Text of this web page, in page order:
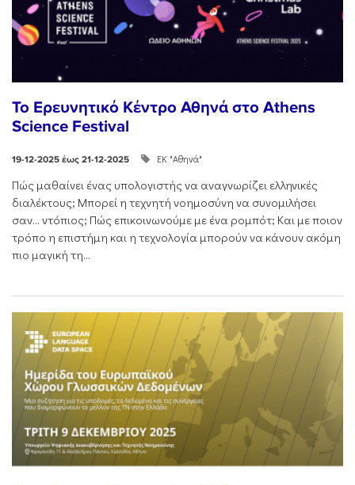
Το Ερευνητικό Κέντρο Αθηνά στο Athens
Science Festival
19-12-2025 έως 21-12-2025 ΕΚ "Αθηνά"
Πώς μαθαίνει ένας υπολογιστής να αναγνωρίζει ελληνικές
διαλέκτους; Μπορεί η τεχνητή νοημοσύνη να συνομιλήσει
σαν… ντόπιος; Πώς επικοινωνούμε με ένα ρομπότ; Και με ποιον
τρόπο η επιστήμη και η τεχνολογία μπορούν να κάνουν ακόμη
πιο μαγική τη...